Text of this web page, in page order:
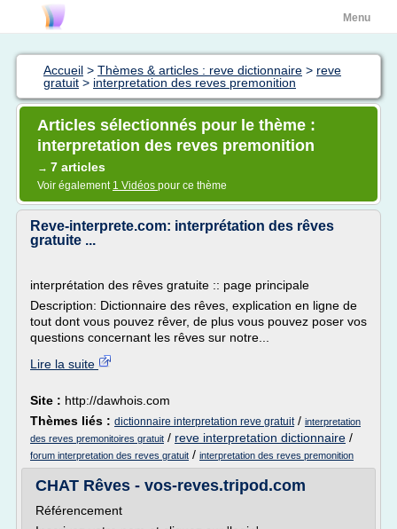
Menu
Accueil > Thèmes & articles : reve dictionnaire > reve
gratuit > interpretation des reves premonition
Articles sélectionnés pour le thème :
interpretation des reves premonition
→ 7 articles
Voir également 1 Vidéos pour ce thème
Reve-interprete.com: interprétation des rêves
gratuite ...
interprétation des rêves gratuite :: page principale
Description: Dictionnaire des rêves, explication en ligne de
tout dont vous pouvez rêver, de plus vous pouvez poser vos
questions concernant les rêves sur notre...
Lire la suite
Site : http://dawhois.com
Thèmes liés : dictionnaire interpretation reve gratuit/ interpretation
des reves premonitoires gratuit / reve interpretation dictionnaire /
forum interpretation des reves gratuit / interpretation des reves premonition
CHAT Rêves - vos-reves.tripod.com
Référencement